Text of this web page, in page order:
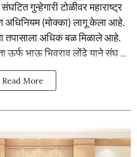
गुन्हेगारी टोळीवर महाराष्ट्र
अधिनियम (मोक्का) लागू केला आहे.
तपासाला अधिक बळ मिळाले आहे.
ऊर्फ भाऊ भिवराव लोंढे याने संघ ...
Read More